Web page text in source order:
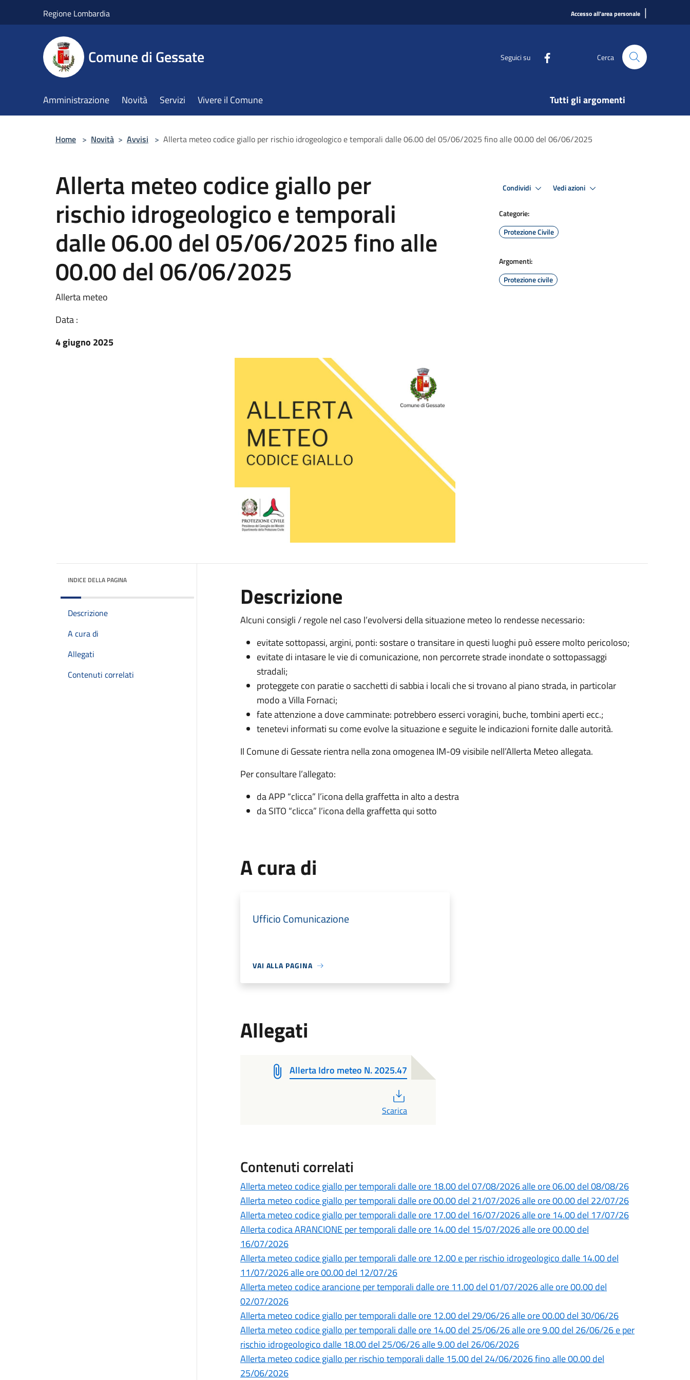
Regione Lombardia Accesso all'area personale |
Comune di Gessate Seguici su Cerca
Amministrazione Novità Servizi Vivere il Comune Tutti gli argomenti
Home > Novità > Avvisi > Allerta meteo codice giallo per rischio idrogeologico e temporali dalle 06.00 del 05/06/2025 fino alle 00.00 del 06/06/2025
Allerta meteo codice giallo per
rischio idrogeologico e temporali
dalle 06.00 del 05/06/2025 fino alle
00.00 del 06/06/2025
Allerta meteo
Data :
4 giugno 2025
Condividi Vedi azioni
Categorie:
Protezione Civile
Argomenti:
Protezione civile
INDICE DELLA PAGINA
Descrizione
A cura di
Allegati
Contenuti correlati
Descrizione
Alcuni consigli / regole nel caso l’evolversi della situazione meteo lo rendesse necessario:
evitate sottopassi, argini, ponti: sostare o transitare in questi luoghi può essere molto pericoloso;
evitate di intasare le vie di comunicazione, non percorrete strade inondate o sottopassaggi
stradali;
proteggete con paratie o sacchetti di sabbia i locali che si trovano al piano strada, in particolar
modo a Villa Fornaci;
fate attenzione a dove camminate: potrebbero esserci voragini, buche, tombini aperti ecc.;
tenetevi informati su come evolve la situazione e seguite le indicazioni fornite dalle autorità.
Il Comune di Gessate rientra nella zona omogenea IM-09 visibile nell’Allerta Meteo allegata.
Per consultare l’allegato:
da APP “clicca” l’icona della graffetta in alto a destra
da SITO “clicca” l’icona della graffetta qui sotto
A cura di
Ufficio Comunicazione
VAI ALLA PAGINA
Allegati
Allerta Idro meteo N. 2025.47
Scarica
Contenuti correlati
Allerta meteo codice giallo per temporali dalle ore 18.00 del 07/08/2026 alle ore 06.00 del 08/08/26
Allerta meteo codice giallo per temporali dalle ore 00.00 del 21/07/2026 alle ore 00.00 del 22/07/26
Allerta meteo codice giallo per temporali dalle ore 17.00 del 16/07/2026 alle ore 14.00 del 17/07/26
Allerta codica ARANCIONE per temporali dalle ore 14.00 del 15/07/2026 alle ore 00.00 del
16/07/2026
Allerta meteo codice giallo per temporali dalle ore 12.00 e per rischio idrogeologico dalle 14.00 del
11/07/2026 alle ore 00.00 del 12/07/26
Allerta meteo codice arancione per temporali dalle ore 11.00 del 01/07/2026 alle ore 00.00 del
02/07/2026
Allerta meteo codice giallo per temporali dalle ore 12.00 del 29/06/26 alle ore 00.00 del 30/06/26
Allerta meteo codice giallo per temporali dalle ore 14.00 del 25/06/26 alle ore 9.00 del 26/06/26 e per
rischio idrogeologico dalle 18.00 del 25/06/26 alle 9.00 del 26/06/2026
Allerta meteo codice giallo per rischio temporali dalle 15.00 del 24/06/2026 fino alle 00.00 del
25/06/2026